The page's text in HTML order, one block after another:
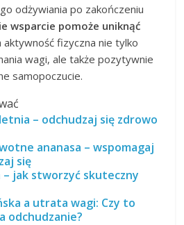
odżywiania po zakończeniu
wsparcie pomoże uniknąć
aktywność fizyczna nie tylko
wagi, ale także pozytywnie
samopoczucie.
– odchudzaj się zdrowo
ananasa – wspomagaj
się
jak stworzyć skuteczny
a utrata wagi: Czy to
odchudzanie?